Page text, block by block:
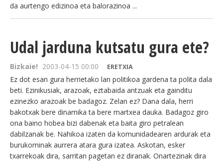
da aurtengo edizinoa eta balorazinoa ...
Udal jarduna kutsatu gura ete?
Bizkaie! 2003-04-15 00:00 ERETXIA
Ez dot esan gura herrietako lan politikoa gardena ta polita dala
beti. Ezinikusiak, arazoak, eztabaida antzuak eta gainditu
ezinezko arazoak be badagoz. Zelan ez? Dana dala, herri
bakotxak bere dinamika ta bere martxea dauka. Badagoz giro
ona baino hobea bizi dabenak eta baita giro petralean
dabilzanak be. Nahikoa izaten da komunidadearen ardurak eta
burukominak aurrera atara gura izatea. Askotan, esker
txarrekoak dira, sarritan pagetan ez diranak. Onartezinak dira